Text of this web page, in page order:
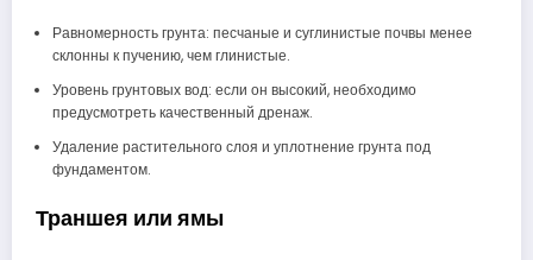
Равномерность грунта: песчаные и суглинистые почвы менее
склонны к пучению, чем глинистые.
Уровень грунтовых вод: если он высокий, необходимо
предусмотреть качественный дренаж.
Удаление растительного слоя и уплотнение грунта под
фундаментом.
Траншея или ямы